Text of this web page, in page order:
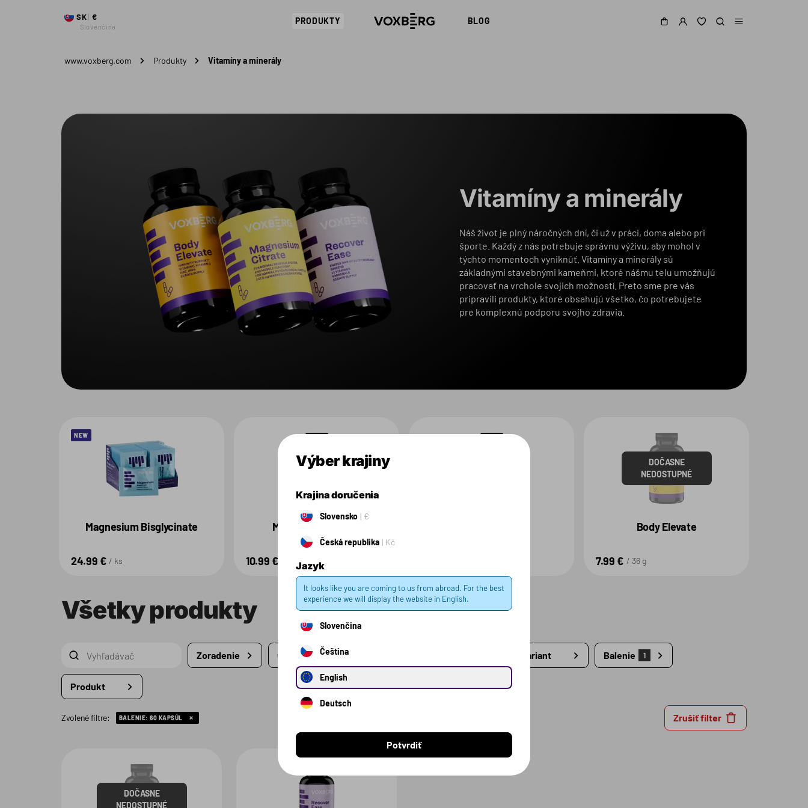
SK €
Slovenčina
PRODUKTY BLOG
www.voxberg.com Produkty Vitamíny a minerály
Vitamíny a minerály
Náš život je plný náročných dní, či už v práci, doma alebo pri
športe. Každý z nás potrebuje správnu výživu, aby mohol v
týchto momentoch vyniknúť. Vitamíny a minerály sú
základnými stavebnými kameňmi, ktoré nášmu telu umožňujú
pracovať na vrchole svojich možností. Preto sme pre vás
pripravili produkty, ktoré obsahujú všetko, čo potrebujete
pre komplexnú podporu svojho zdravia.
NEW
Magnesium Bisglycinate
24.99 € ks
Magnesium Citrate
10.99 € 58 g
DOČASNE
NEDOSTUPNÉ
Body Elevate
7.99 € 36 g
Všetky produkty
Zoradenie Cena Variant Balenie 1
Produkt
Zvolené filtre: BALENIE:60 KAPSÚL Zrušiť filter
DOČASNE
NEDOSTUPNÉ
Výber krajiny
Krajina doručenia
Slovensko €
Česká republika Kč
Jazyk
It looks like you are coming to us from abroad. For the best
experience we will display the website in English.
Slovenčina
Čeština
English
Deutsch
Potvrdiť